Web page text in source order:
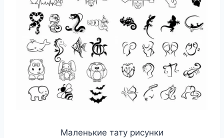
Маленькие тату рисунки